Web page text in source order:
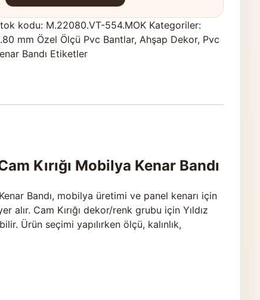
kodu: M.22080.VT-554.MOK Kategoriler:
mm Özel Ölçü Pvc Bantlar,Ahşap Dekor, Pvc
Bandı Etiketler
Kırığı Mobilya Kenar Bandı
Bandı, mobilya üretimi ve panel kenarı için
alır. Cam Kırığı dekor/renk grubu için Yıldız
Ürün seçimi yapılırken ölçü, kalınlık,